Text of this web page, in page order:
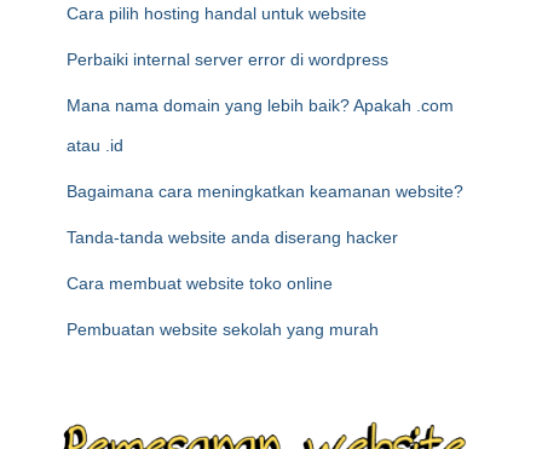
Cara pilih hosting handal untuk website
Perbaiki internal server error di wordpress
Mana nama domain yang lebih baik? Apakah .com
atau .id
Bagaimana cara meningkatkan keamanan website?
Tanda-tanda website anda diserang hacker
Cara membuat website toko online
Pembuatan website sekolah yang murah